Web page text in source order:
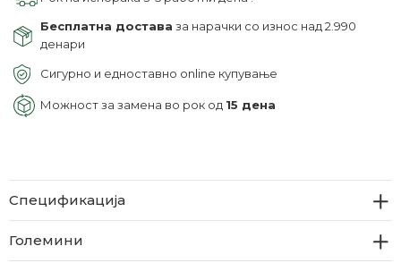
Бесплатна достава за нарачки со износ над 2.990
денари
Сигурно и едноставно online купување
Можност за замена во рок од 15 дена
Спецификација
Големини